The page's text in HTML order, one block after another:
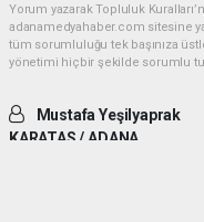
Yorum yazarak Topluluk
adanamedyahaber.com sitesine
tüm sorumluluğu tek başınıza
yönetimi hiçbir şekilde sorumlu
Mustafa Yeşilyaprak
KARATAS / ADANA